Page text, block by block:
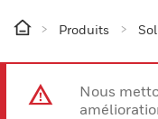
Produits
Nous